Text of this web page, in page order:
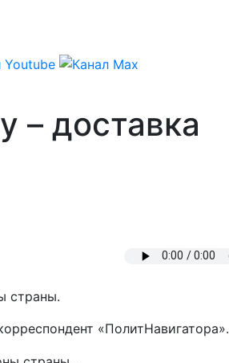
– доставка
страны.
«ПолитНавигатора».